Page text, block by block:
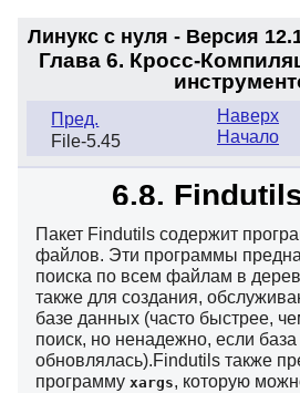
Линукс с нуля - Версия
Глава 6. Кросс-
Пред.
File-5.45
Наверх
Начало
6.8.
Пакет Findutils содержит
файлов. Эти программы
поиска по всем файлам в
также для создания,
базе данных (часто быстрее,
поиск, но ненадежно, если
обновлялась).Findutils также
программу xargs, которую